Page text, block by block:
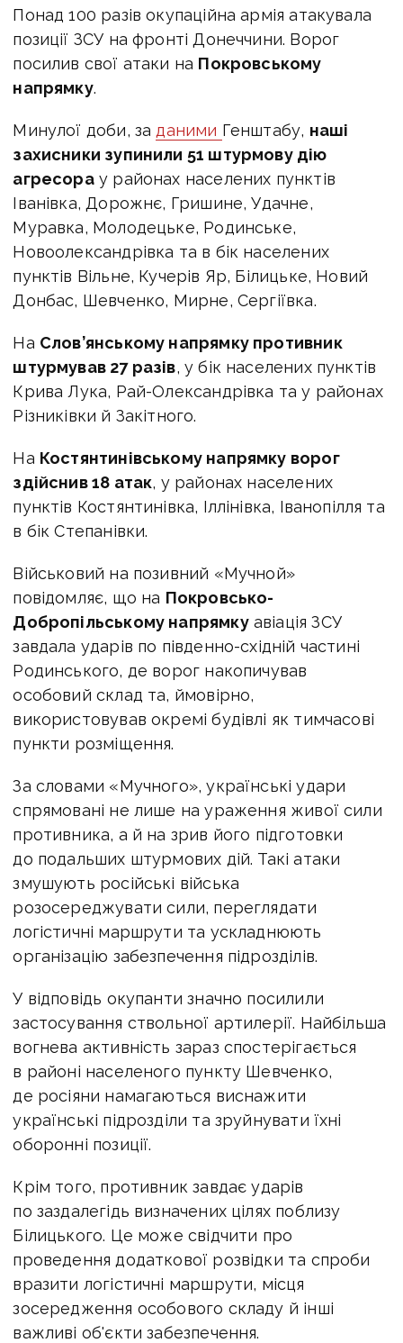
Понад 100 разів окупаційна армія атакувала
позиції ЗСУ на фронті Донеччини. Ворог
посилив свої атаки на Покровському
напрямку.
Минулої доби, за даними Генштабу, наші
захисники зупинили 51 штурмову дію
агресорау районах населених пунктів
Іванівка, Дорожнє, Гришине, Удачне,
Муравка, Молодецьке, Родинське,
Новоолександрівка та в бік населених
пунктів Вільне, Кучерів Яр, Білицьке, Новий
Донбас, Шевченко, Мирне, Сергіївка.
На Слов’янському напрямку противник
штурмував 27 разів, у бік населених пунктів
Крива Лука, Рай-Олександрівка та у районах
Різниківки й Закітного.
На Костянтинівському напрямку ворог
здійснив 18 атак, у районах населених
пунктів Костянтинівка, Іллінівка, Іванопілля та
в бік Степанівки.
Військовий на позивний «Мучной»
повідомляє, що на Покровсько-
Добропільському напрямкуавіація ЗСУ
завдала ударів по південно-східній частині
Родинського, де ворог накопичував
особовий склад та, ймовірно,
використовував окремі будівлі як тимчасові
пункти розміщення.
За словами «Мучного», українські удари
спрямовані не лише на ураження живої сили
противника, а й на зрив його підготовки
до подальших штурмових дій. Такі атаки
змушують російські війська
розосереджувати сили, переглядати
логістичні маршрути та ускладнюють
організацію забезпечення підрозділів.
У відповідь окупанти значно посилили
застосування ствольної артилерії. Найбільша
вогнева активність зараз спостерігається
в районі населеного пункту Шевченко,
де росіяни намагаються виснажити
українські підрозділи та зруйнувати їхні
оборонні позиції.
Крім того, противник завдає ударів
по заздалегідь визначених цілях поблизу
Білицького. Це може свідчити про
проведення додаткової розвідки та спроби
вразити логістичні маршрути, місця
зосередження особового складу й інші
важливі об'єкти забезпечення.